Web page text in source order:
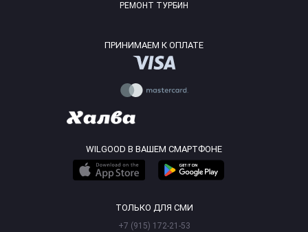
РЕМОНТ ТУРБИН
ПРИНИМАЕМ К ОПЛАТЕ
WILGOOD В ВАШЕМ СМАРТФОНЕ
ТОЛЬКО ДЛЯ СМИ
+7 (915) 172-21-53